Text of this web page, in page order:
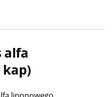
alfa
kap)